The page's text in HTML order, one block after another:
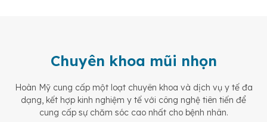
Chuyên khoa mũi nhọn
Hoàn Mỹ cung cấp một loạt chuyên khoa và dịch vụ y tế đa
dạng, kết hợp kinh nghiệm y tế với công nghệ tiên tiến để
cung cấp sự chăm sóc cao nhất cho bệnh nhân.